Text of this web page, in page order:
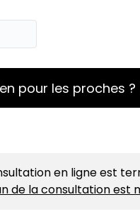
pour les proches ?
en ligne est
de la consultation est